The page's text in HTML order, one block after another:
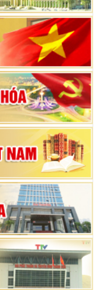
các cấp nhiệm kỳ
Nam: vì lợi ích Nhân dân,
nước
Đại hội đại biểu
lần thứ XX, nhiệm kỳ
xã Yên Thọ lần thứ I,
Ninh lần thứ nhất,
lần thứ 9, Quốc
thứ 24, HĐND tỉnh
nhiệm kỳ 2021 - 2026
bốn, Hội đồng nhân dân